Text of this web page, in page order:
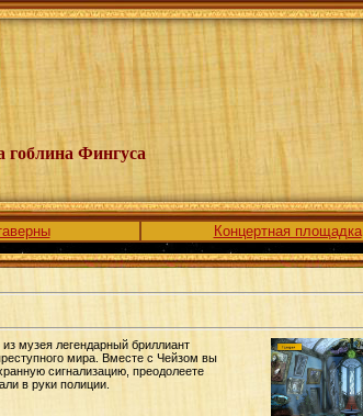
гоблина Фингуса
Концертная площадка
музея легендарный бриллиант
мира. Вместе с Чейзом вы
сигнализацию, преодолеете
в руки полиции.